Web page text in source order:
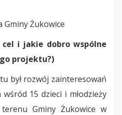
Gminy Żukowice
i jakie dobro wspólne
projektu?)
był rozwój zainteresowań
15 dzieci i młodzieży
Gminy Żukowice w